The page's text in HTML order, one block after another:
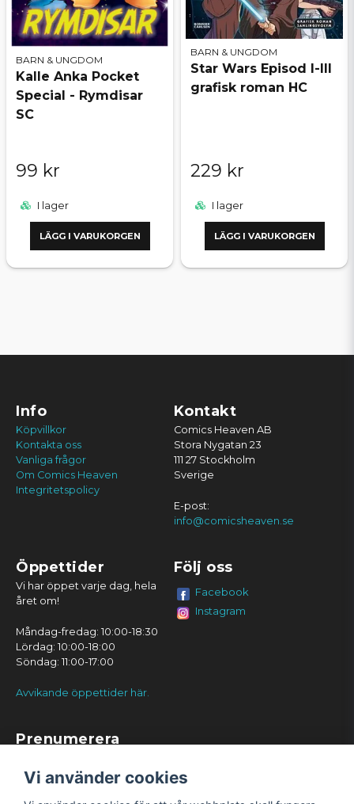
BARN & UNGDOM
Kalle Anka Pocket
Special - Rymdisar
SC
99 kr
I lager
LÄGG I VARUKORGEN
BARN & UNGDOM
Star Wars Episod I-III
grafisk roman HC
229 kr
I lager
LÄGG I VARUKORGEN
Info
Köpvillkor
Kontakta oss
Vanliga frågor
Om Comics Heaven
Integritetspolicy
Kontakt
Comics Heaven AB
Stora Nygatan 23
111 27 Stockholm
Sverige
E-post:
info@comicsheaven.se
Öppettider
Vi har öppet varje dag, hela
året om!
Måndag-fredag: 10:00-18:30
Lördag: 10:00-18:00
Söndag: 11:00-17:00
Avvikande öppettider här.
Följ oss
Facebook
Instagram
Prenumerera
Vi använder cookies